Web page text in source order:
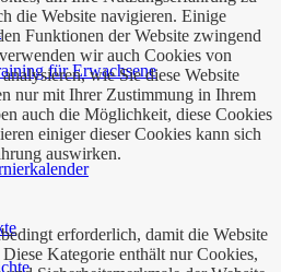
für Erwachsene
die Website navigieren. Einige
Funktionen der Website zwingend
wir auch Cookies von
wie Sie diese Website
nur mit Ihrer Zustimmung in Ihrem
auch die Möglichkeit, diese Cookies
einiger dieser Cookies kann sich
auswirken.
erforderlich, damit die Website
Kategorie enthält nur Cookies,